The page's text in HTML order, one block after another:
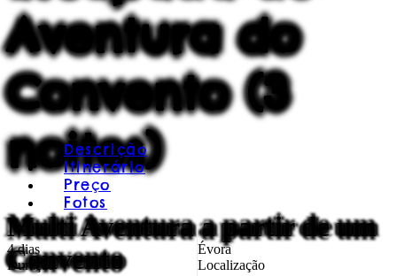
Aventura do
Convento (3
noites)
Multi Aventura a partir de um
Convento
Descrição
Itinerário
Preço
Fotos
4 dias
Duração
Évora
Localização